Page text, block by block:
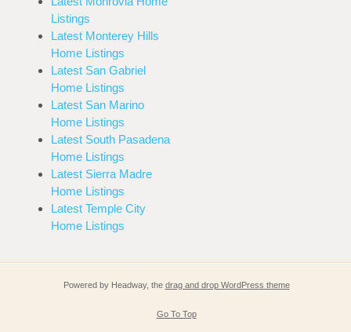
Listings
Latest Monterey Hills
Home Listings
Latest San Gabriel
Home Listings
Latest San Marino
Home Listings
Latest South Pasadena
Home Listings
Latest Sierra Madre
Home Listings
Latest Temple City
Home Listings
Powered by Headway, the drag and drop WordPress theme
Go To Top